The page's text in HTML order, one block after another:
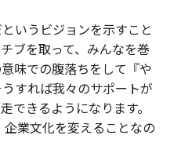
いうビジョンを示すこと
ブを取って、みんなを巻
味での腹落ちをして『や
すれば我々のサポートが
できるようになります。
業文化を変えることなの